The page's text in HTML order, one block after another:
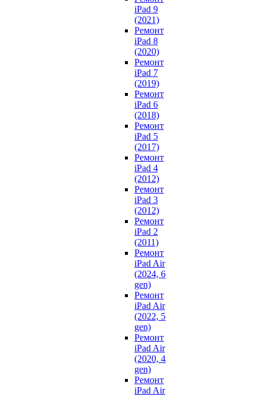
iPad 9
(2021)
Ремонт
iPad 8
(2020)
Ремонт
iPad 7
(2019)
Ремонт
iPad 6
(2018)
Ремонт
iPad 5
(2017)
Ремонт
iPad 4
(2012)
Ремонт
iPad 3
(2012)
Ремонт
iPad 2
(2011)
Ремонт
iPad Air
(2024, 6
gen)
Ремонт
iPad Air
(2022, 5
gen)
Ремонт
iPad Air
(2020, 4
gen)
Ремонт
iPad Air